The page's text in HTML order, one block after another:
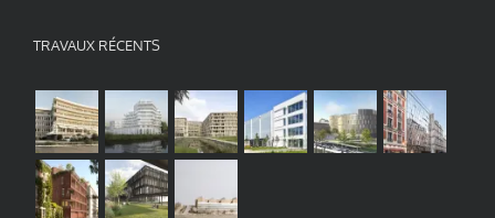
TRAVAUX RÉCENTS